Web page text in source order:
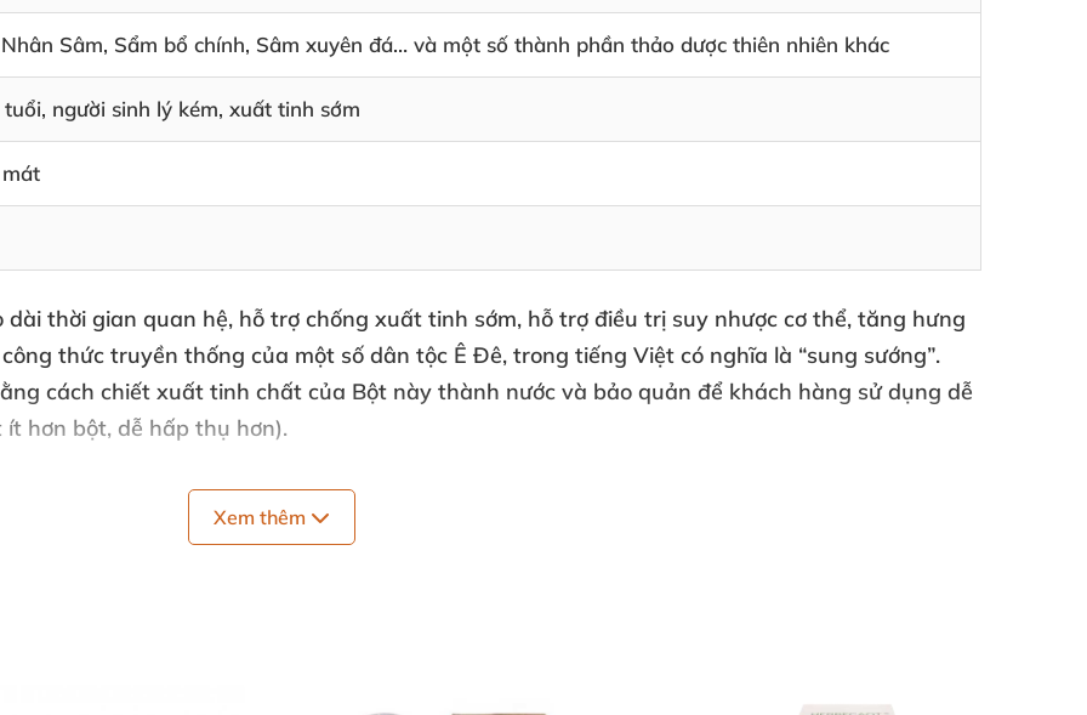
Sâm, Sẩm bổ chính, Sâm xuyên đá… và một số thành phần thảo dược thiên nhiên khác
người sinh lý kém, xuất tinh sớm
thời gian quan hệ, hỗ trợ chống xuất tinh sớm, hỗ trợ điều trị suy nhược cơ thể, tăng hưng
thức truyền thống của một số dân tộc Ê Đê, trong tiếng Việt có nghĩa là “sung sướng”.
cách chiết xuất tinh chất của Bột này thành nước và bảo quản để khách hàng sử dụng dễ
hơn bột, dễ hấp thụ hơn).
thiên nhiên, được nấu từ nhiều loại rễ, lá của các loại thảo dược quý, sử dụng các nguyên liệu lành
Xem thêm